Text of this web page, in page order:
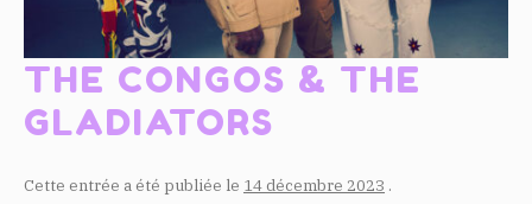
THE CONGOS & THE
GLADIATORS
Cette entrée a été publiée le 14 décembre 2023 .